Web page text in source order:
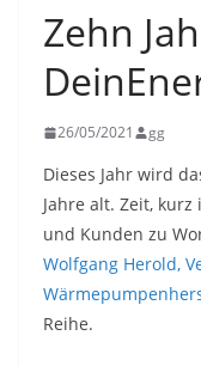
Zehn
26/05/2021 gg
Dieses Jahr wird
Jahre alt. Zeit,
und Kunden zu
Wolfgang Herold,
Reihe.